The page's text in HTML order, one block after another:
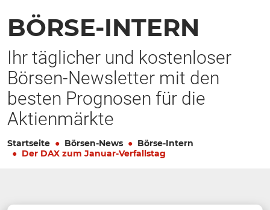
BÖRSE-INTERN
Ihr täglicher und kostenloser
Börsen-Newsletter mit den
besten Prognosen für die
Aktienmärkte
Startseite Börsen-News
Börse-Intern
Der DAX zum Januar-Verfallstag